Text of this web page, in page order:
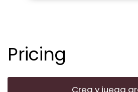
Pricing
Crea y juega